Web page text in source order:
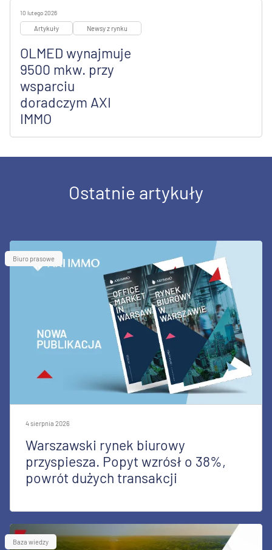
10 lutego 2026
Artykuły Newsy z rynku
OLMED wynajmuje
9500 mkw. przy
wsparciu
doradczym AXI
IMMO
Ostatnie artykuły
Biuro prasowe
4 sierpnia 2026
Warszawski rynek biurowy
przyspiesza. Popyt wzrósł o 38%,
powrót dużych transakcji
Baza wiedzy